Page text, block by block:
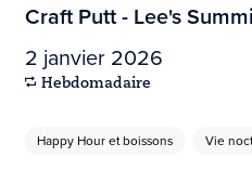
Craft Putt - Lee's
2 janvier 2026
Hebdomadaire
Happy Hour et boissons Vie